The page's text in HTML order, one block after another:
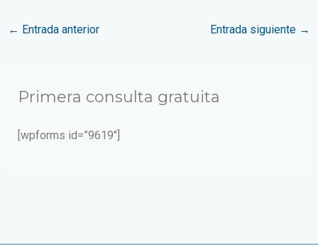
← Entrada anterior Entrada siguiente →
Primera consulta gratuita
[wpforms id=”9619″]